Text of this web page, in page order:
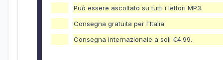
Può essere ascoltato su tutti i lettori MP3.
Consegna gratuita per l'Italia
Consegna internazionale a soli €4.99.